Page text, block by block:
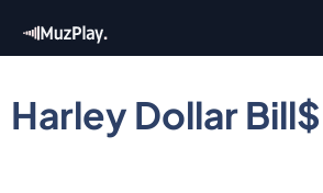
para
conteúdo
principal
Harley Dollar Bill$